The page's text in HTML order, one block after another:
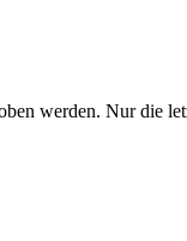
werden. Nur die